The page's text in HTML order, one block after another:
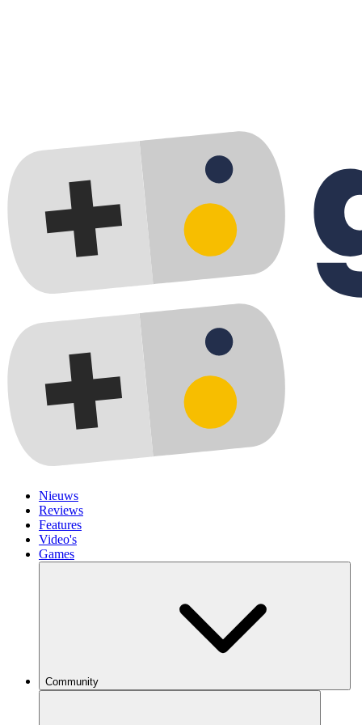
Nieuws
Reviews
Features
Video's
Games
Community